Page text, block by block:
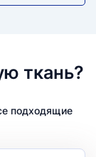
ткань?
подходящие